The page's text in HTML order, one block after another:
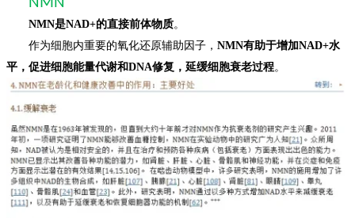
NMN是NAD+的直接前体物质。
作为细胞内重要的氧化还原辅助因子， NMN有助于增加NAD+水
平，促进细胞能量代谢和DNA修复，延缓细胞衰老过程。